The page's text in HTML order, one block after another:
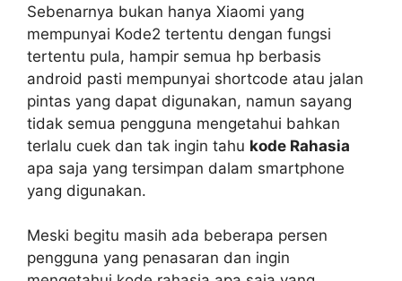
Sebenarnya bukan hanya Xiaomi yang
mempunyai Kode2 tertentu dengan fungsi
tertentu pula, hampir semua hp berbasis
android pasti mempunyai shortcode atau jalan
pintas yang dapat digunakan, namun sayang
tidak semua pengguna mengetahui bahkan
terlalu cuek dan tak ingin tahu kode Rahasia
apa saja yang tersimpan dalam smartphone
yang digunakan.
Meski begitu masih ada beberapa persen
pengguna yang penasaran dan ingin